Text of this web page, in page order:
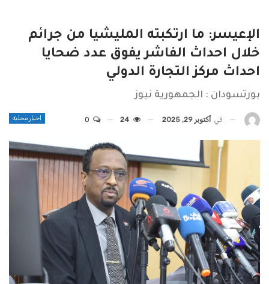
الإعيسر: ما ارتكبته المليشيا من جرائم
خلال احداث الفاشر يفوق عدد ضحايا
احداث مركز التجارة الدولي
بورتسودان : الجمهورية نيوز
اخبار محلية في أكتوبر 29, 2025 24